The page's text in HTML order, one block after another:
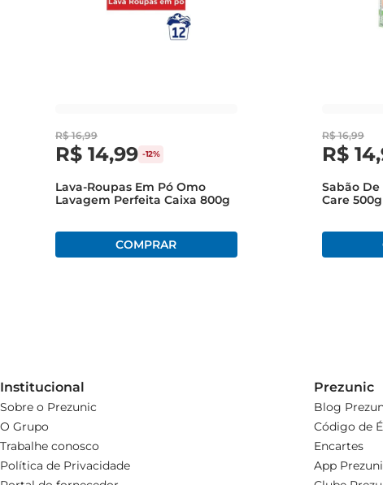
R$ 16,99
R$ 14,99 -12%
Lava-Roupas Em Pó Omo
Lavagem Perfeita Caixa 800g
R$ 16,99
R$ 14,
Sabão De
Care 500g
Institucional
Sobre o Prezunic
O Grupo
Trabalhe conosco
Política de Privacidade
Prezunic
Blog
Código de
Encartes
App